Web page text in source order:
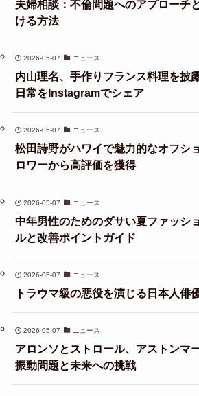
夫婦相談：不倫問題へのアプローチ
ける方法
2026-05-07 ニュース
内山理名、手作りフランス料理を披
日常をInstagramでシェア
2026-05-07 ニュース
松田詩野がハワイで魅力的なオフシ
ロワーから高評価を獲得
2026-05-07 ニュース
中年男性のためのダサい夏ファッシ
ルと改善ポイントガイド
2026-05-07 ニュース
トラウマ級の悪役を演じる日本人俳
2026-05-07 ニュース
アロンソとストロール、アストンマ
振動問題と未来への挑戦